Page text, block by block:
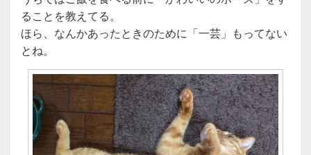
ることを教えてる。
ほら、なんかあったときのために「一芸」もってない
とね。